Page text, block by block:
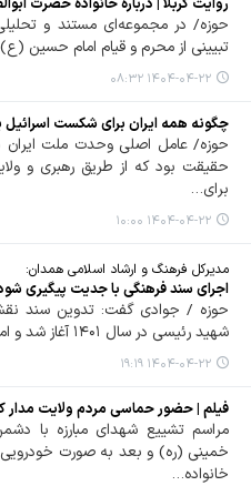
حوزه/ در مجموعه‌ای مستند و
تبیینی از محرم و قیام امام حسین
۱۴۰۴-۰۴-۲۲ ۰۸:۳۲
چگونه همه ایران برای شکست
حوزه/ عامل اصلی وحدت ملت ایران
حقیقت بود که از طریق رهبری و
برای…
۱۴۰۴-۰۴-۲۲ ۱۰:۰۰
مدیرکل فرهنگ و ارشاد اسلامی همدان:
اجرای سند فرهنگی با جدیت پیگیری
حوزه / جوادی گفت: تدوین سند
شهید رئیسی در سال ۱۴۰۱ آغاز شد و امروز آماده اجرا و قانونی شدن است.
۱۴۰۴-۰۴-۲۲ ۱۹:۱۹
فیلم | حضور حماسی مردم ولایت مدار
مراسم تشییع شهدای مبارزه با
خمینی (ره) و بعد به صورت خودرویی
خانواده…